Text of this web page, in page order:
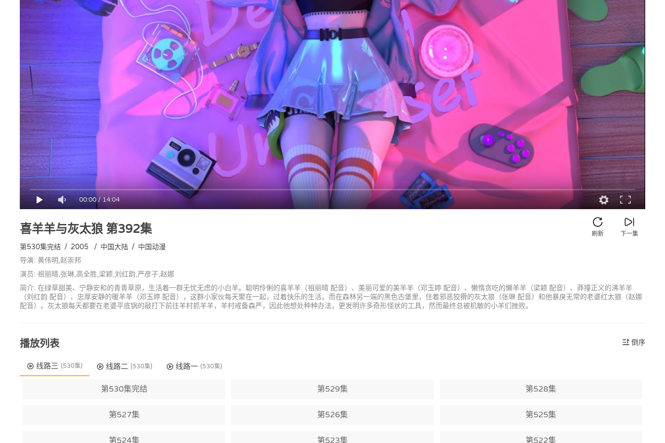
00:00/14:04
喜羊羊与灰太狼第392集 下一集
刷新
第530集完结 / 2005 / 中国大陆 / 中国动漫
导演: 黄伟明,赵崇邦
演员: 祖丽晴,张琳,高全胜,梁颖,刘红韵,严彦子,赵娜
简介: 在绿草甜美、宁静安和的青青草原，生活着一群无忧无虑的小白羊。聪明伶俐的喜羊羊（祖丽晴 配音）、美丽可爱的美羊羊（邓玉婷 配音）、懒惰贪吃的懒羊羊（梁颖 配音）、莽撞正义的沸羊羊
（刘红韵 配音）、忠厚安静的暖羊羊（邓玉婷 配音），这群小家伙每天聚在一起，过着快乐的生活。而在森林另一端的黑色古堡里，住着邪恶狡猾的灰太狼（张琳 配音）和他暴戾无常的老婆红太狼（赵娜
配音）。灰太狼每天都要在老婆平底锅的敲打下前往羊村抓羊羊，羊村戒备森严，因此他想处种种办法，更发明许多奇形怪状的工具，然而最终总被机敏的小羊们挫败。
播放列表 倒序
线路三 (530集) 线路二 (530集) 线路一 (530集)
第530集完结 第529集 第528集
第527集 第526集 第525集
第524集 第523集 第522集